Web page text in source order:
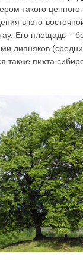
такого ценного
в юго-
Его площадь –
липняков
также пихта